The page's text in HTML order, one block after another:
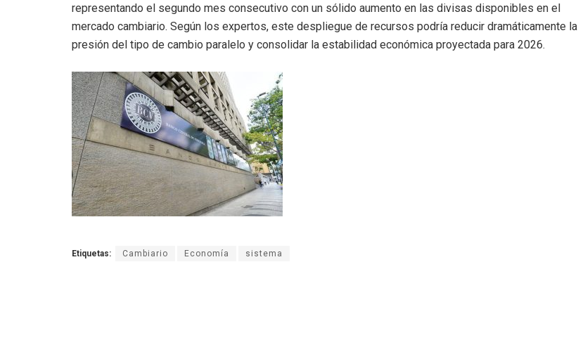
representando el segundo mes consecutivo con un sólido aumento en las divisas disponibles en el
mercado cambiario. Según los expertos, este despliegue de recursos podría reducir dramáticamente la
presión del tipo de cambio paralelo y consolidar la estabilidad económica proyectada para 2026.
Etiquetas: Cambiario Economía sistema